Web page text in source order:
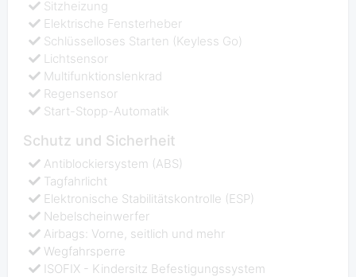
Sitzheizung
Elektrische Fensterheber
Schlüsselloses Starten (Keyless Go)
Lichtsensor
Multifunktionslenkrad
Regensensor
Start-Stopp-Automatik
Schutz und Sicherheit
Antiblockiersystem (ABS)
Tagfahrlicht
Elektronische Stabilitätskontrolle (ESP)
Nebelscheinwerfer
Airbags: Vorne, seitlich und mehr
Wegfahrsperre
ISOFIX - Kindersitz Befestigungssystem